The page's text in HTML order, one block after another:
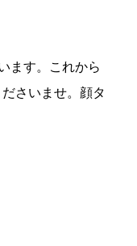
ます。これから
さいませ。顔タ